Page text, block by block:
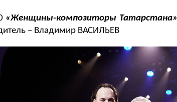
«Женщины-композиторы Татарстана»
– Владимир ВАСИЛЬЕВ